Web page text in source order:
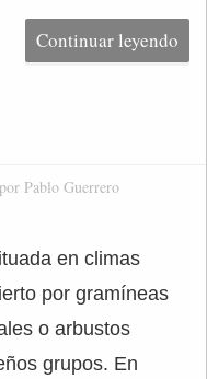
Continuar leyendo
Pablo Guerrero
en climas
por gramíneas
o arbustos
grupos. En